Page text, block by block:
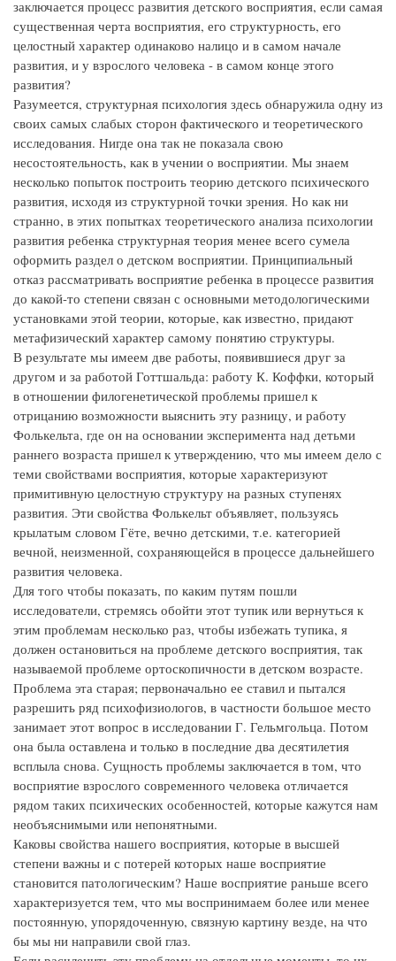
заключается процесс развития детского восприятия, если самая
существенная черта восприятия, его структурность, его
целостный характер одинаково налицо и в самом начале
развития, и у взрослого человека - в самом конце этого
развития?
Разумеется, структурная психология здесь обнаружила одну из
своих самых слабых сторон фактического и теоретического
исследования. Нигде она так не показала свою
несостоятельность, как в учении о восприятии. Мы знаем
несколько попыток построить теорию детского психического
развития, исходя из структурной точки зрения. Но как ни
странно, в этих попытках теоретического анализа психологии
развития ребенка структурная теория менее всего сумела
оформить раздел о детском восприятии. Принципиальный
отказ рассматривать восприятие ребенка в процессе развития
до какой-то степени связан с основными методологическими
установками этой теории, которые, как известно, придают
метафизический характер самому понятию структуры.
В результате мы имеем две работы, появившиеся друг за
другом и за работой Готтшальда: работу К. Коффки, который
в отношении филогенетической проблемы пришел к
отрицанию возможности выяснить эту разницу, и работу
Фолькельта, где он на основании эксперимента над детьми
раннего возраста пришел к утверждению, что мы имеем дело с
теми свойствами восприятия, которые характеризуют
примитивную целостную структуру на разных ступенях
развития. Эти свойства Фолькельт объявляет, пользуясь
крылатым словом Гёте, вечно детскими, т.е. категорией
вечной, неизменной, сохраняющейся в процессе дальнейшего
развития человека.
Для того чтобы показать, по каким путям пошли
исследователи, стремясь обойти этот тупик или вернуться к
этим проблемам несколько раз, чтобы избежать тупика, я
должен остановиться на проблеме детского восприятия, так
называемой проблеме ортоскопичности в детском возрасте.
Проблема эта старая; первоначально ее ставил и пытался
разрешить ряд психофизиологов, в частности большое место
занимает этот вопрос в исследовании Г. Гельмгольца. Потом
она была оставлена и только в последние два десятилетия
всплыла снова. Сущность проблемы заключается в том, что
восприятие взрослого современного человека отличается
рядом таких психических особенностей, которые кажутся нам
необъяснимыми или непонятными.
Каковы свойства нашего восприятия, которые в высшей
степени важны и с потерей которых наше восприятие
становится патологическим? Наше восприятие раньше всего
характеризуется тем, что мы воспринимаем более или менее
постоянную, упорядоченную, связную картину везде, на что
бы мы ни направили свой глаз.